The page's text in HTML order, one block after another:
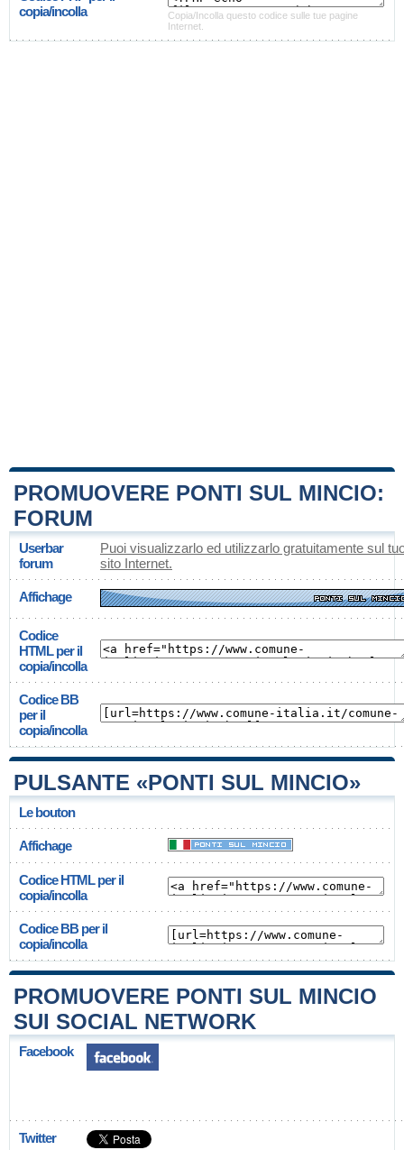
copia/incolla
Copia/Incolla questo codice sulle tue pagine
Internet.
PROMUOVERE PONTI SUL MINCIO:
FORUM
Userbar
forum
Puoi visualizzarlo ed utilizzarlo gratuitamente sul
sito Internet.
Affichage
Codice
HTML per il
copia/incolla
Codice BB
per il
copia/incolla
PULSANTE «PONTI SUL MINCIO»
Le bouton
Affichage
Codice HTML per il
copia/incolla
Codice BB per il
copia/incolla
PROMUOVERE PONTI SUL MINCIO
SUI SOCIAL NETWORK
Facebook
Twitter